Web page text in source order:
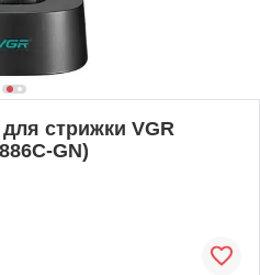
стрижки VGR
GN)